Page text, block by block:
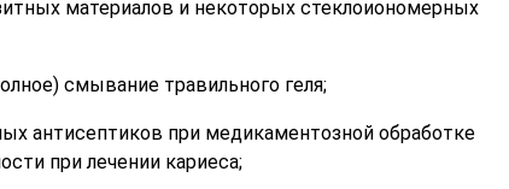
материалов и некоторых стеклоиономерных
смывание травильного геля;
антисептиков при медикаментозной обработке
при лечении кариеса;